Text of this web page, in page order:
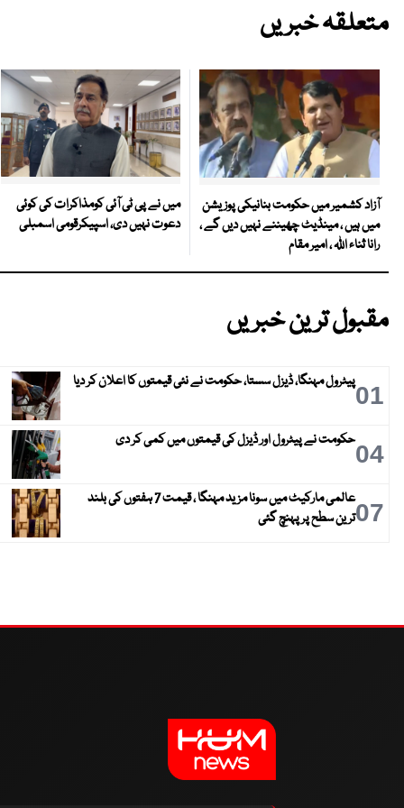
متعلقہ خبریں
آزاد کشمیر میں حکومت بنانیکی پوزیشن
میں ہیں ، مینڈیٹ چھیننے نہیں دیں گے ،
رانا ثناء اللہ ، امیر مقام
میں نے پی ٹی آئی کومذاکرات کی کوئی
دعوت نہیں دی، اسپیکرقومی اسمبلی
مقبول ترین خبریں
01پیٹرول مہنگا، ڈیزل سستا، حکومت نے نئی قیمتوں کا اعلان کر دیا
04حکومت نے پیٹرول اور ڈیزل کی قیمتوں میں کمی کر دی
07
عالمی مارکیٹ میں سونا مزید مہنگا ، قیمت 7 ہفتوں کی بلند
ترین سطح پر پہنچ گئی